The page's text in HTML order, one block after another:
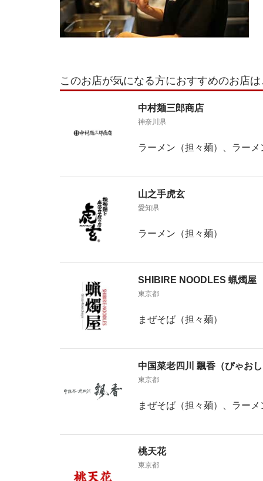
このお店が気になる方におすすめのお店
中村麺三郎商店
神奈川県
ラーメン（担々麺）、ラー
山之手虎玄
愛知県
ラーメン（担々麺）
SHIBIRE NOODLES 蝋燭屋
東京都
まぜそば（担々麺）
中国菜老四川 飄香（ぴゃお
東京都
まぜそば（担々麺）、ラー
桃天花
東京都